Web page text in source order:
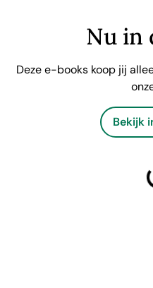
Nu in
Deze e-books koop jij
Bekijk